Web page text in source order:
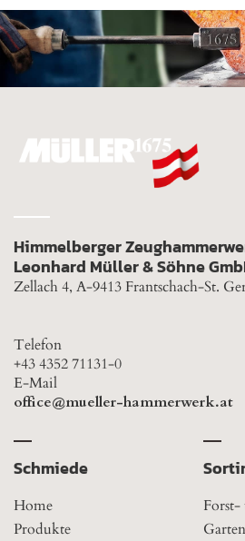
Himmelberger
Leonhard Müller & Söhne
Zellach 4, A-9413 Frantschach-St.
Telefon
+43 4352 71131-0
E-Mail
office@mueller-hammerwerk.at
Schmiede
Home
Produkte
Forst-